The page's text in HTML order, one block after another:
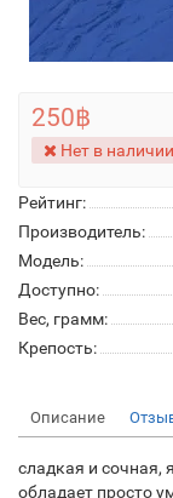
Рейтинг:
Производитель:
Модель:
Доступно:
Вес, грамм:
Крепость:
250฿
Нет в наличии
Описание
сладкая и сочная,
обладает просто